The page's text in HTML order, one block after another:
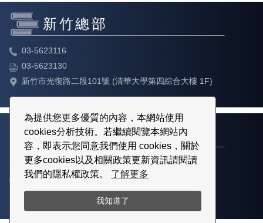
為提供您更多優質的內容，本網站使用
cookies分析技術。若繼續閱覽本網站內
容，即表示您同意我們使用 cookies，關於
更多cookies以及相關政策更新資訊請閱讀
我們的隱私權政策。 了解更多
我知道了
新竹總部
03-5623116
03-5623130
新竹市光復路二段101號 (清華大學第四綜合大樓 1F)
台北教育中心
02-23113316
02-23113317
台北市中正區博愛路80號3樓